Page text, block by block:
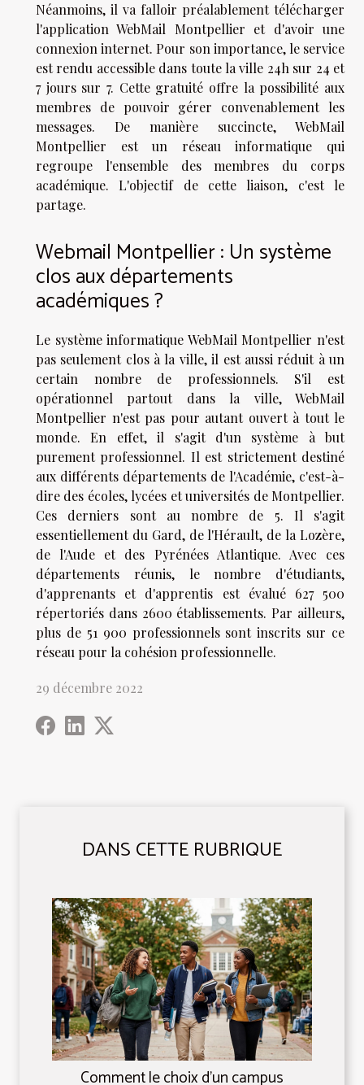
DANS CETTE RUBRIQUE
Comment le choix d’un campus
Néanmoins, il va falloir préalablement télécharger
l'application WebMail Montpellier et d'avoir une
connexion internet. Pour son importance, le service
est rendu accessible dans toute la ville 24h sur 24 et
7 jours sur 7. Cette gratuité offre la possibilité aux
membres de pouvoir gérer convenablement les
messages. De manière succincte, WebMail
Montpellier est un réseau informatique qui
regroupe l'ensemble des membres du corps
académique. L'objectif de cette liaison, c'est le
partage.
Webmail Montpellier : Un système
clos aux départements
académiques ?
Le système informatique WebMail Montpellier n'est
pas seulement clos à la ville, il est aussi réduit à un
certain nombre de professionnels. S'il est
opérationnel partout dans la ville, WebMail
Montpellier n'est pas pour autant ouvert à tout le
monde. En effet, il s'agit d'un système à but
purement professionnel. Il est strictement destiné
aux différents départements de l'Académie, c'est-à-
dire des écoles, lycées et universités de Montpellier.
Ces derniers sont au nombre de 5. Il s'agit
essentiellement du Gard, de l'Hérault, de la Lozère,
de l'Aude et des Pyrénées Atlantique. Avec ces
départements réunis, le nombre d'étudiants,
d'apprenants et d'apprentis est évalué 627 500
répertoriés dans 2600 établissements. Par ailleurs,
plus de 51 900 professionnels sont inscrits sur ce
réseau pour la cohésion professionnelle.
29 décembre 2022